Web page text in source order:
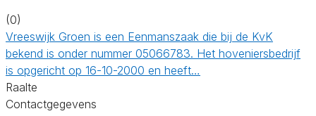
(0)
Vreeswijk Groen is een Eenmanszaak die bij de KvK
bekend is onder nummer 05066783. Het hoveniersbedrijf
is opgericht op 16-10-2000 en heeft…
Raalte
Contactgegevens